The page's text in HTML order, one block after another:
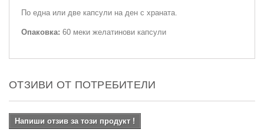
По една или две капсули на ден с храната.
Опаковка: 60 меки желатинови капсули
ОТЗИВИ ОТ ПОТРЕБИТЕЛИ
Напиши отзив за този продукт !